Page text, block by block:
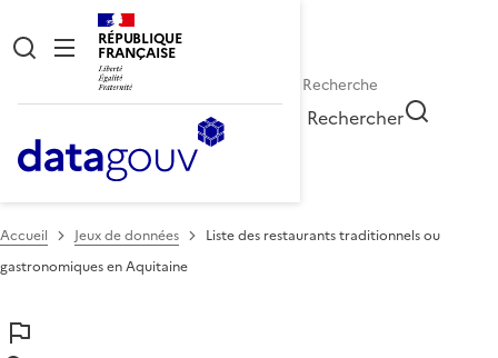
RÉPUBLIQUE
FRANÇAISE
Rechercher
Accueil Jeux de données
Liste des restaurants traditionnels ou
gastronomiques en Aquitaine